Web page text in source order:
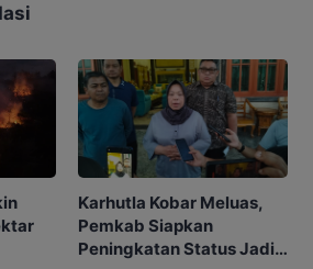
Karhutla Kobar Meluas,
Pemkab Siapkan
Peningkatan Status Jadi